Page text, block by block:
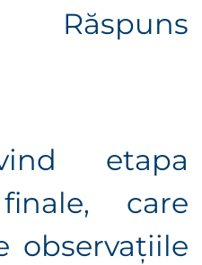
Răspuns
etapa
care
observaţiile